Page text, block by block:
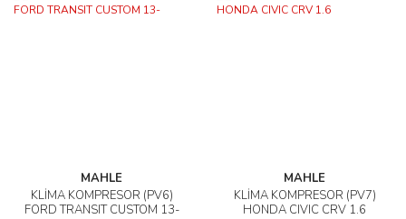
MAHLE
KLİMA KOMPRESÖR (PV6)
FORD TRANSIT CUSTOM 13-
MAHLE
KLİMA KOMPRESÖR (PV7)
HONDA CIVIC CRV 1.6